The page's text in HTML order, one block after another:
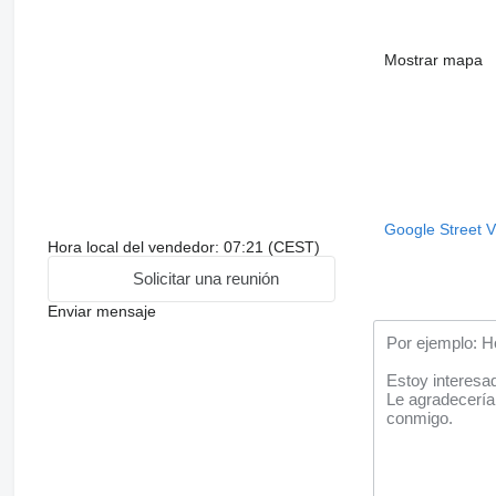
Mostrar mapa
Google Street
Hora local del vendedor: 07:21 (CEST)
Solicitar una reunión
Enviar mensaje